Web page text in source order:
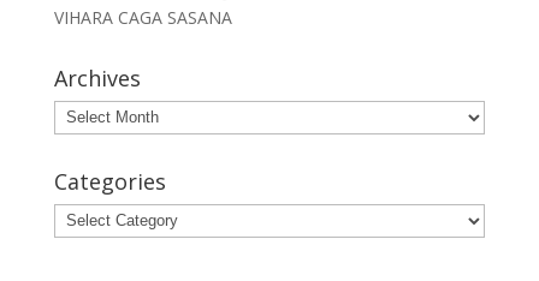
VIHARA CAGA SASANA
Archives
Archives
Categories
Categories